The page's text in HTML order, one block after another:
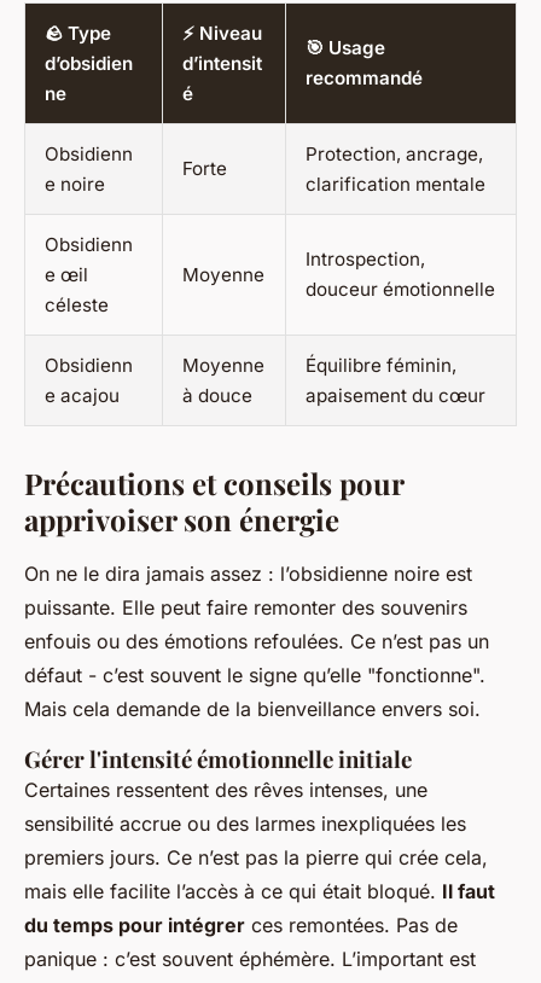
🪨 Type
d’obsidien
ne
⚡ Niveau
d’intensit
é
🎯 Usage
recommandé
Obsidienn
e noire
Forte
Protection, ancrage,
clarification mentale
Obsidienn
e œil
céleste
Moyenne
Introspection,
douceur émotionnelle
Obsidienn
e acajou
Moyenne
à douce
Équilibre féminin,
apaisement du cœur
Précautions et conseils pour
apprivoiser son énergie
On ne le dira jamais assez : l’obsidienne noire est
puissante. Elle peut faire remonter des souvenirs
enfouis ou des émotions refoulées. Ce n’est pas un
défaut - c’est souvent le signe qu’elle "fonctionne".
Mais cela demande de la bienveillance envers soi.
Gérer l'intensité émotionnelle initiale
Certaines ressentent des rêves intenses, une
sensibilité accrue ou des larmes inexpliquées les
premiers jours. Ce n’est pas la pierre qui crée cela,
mais elle facilite l’accès à ce qui était bloqué. Il faut
du temps pour intégrer ces remontées. Pas de
panique : c’est souvent éphémère. L’important est